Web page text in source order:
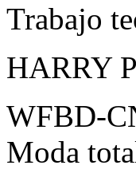
Trabajo
HARRY
WFBD-
Moda